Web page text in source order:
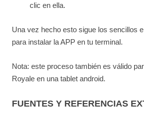
clic en ella.
Una vez hecho esto sigue los sencillos
para instalar la APP en tu terminal.
Nota: este proceso también es válido
Royale en una tablet android.
FUENTES Y REFERENCIAS